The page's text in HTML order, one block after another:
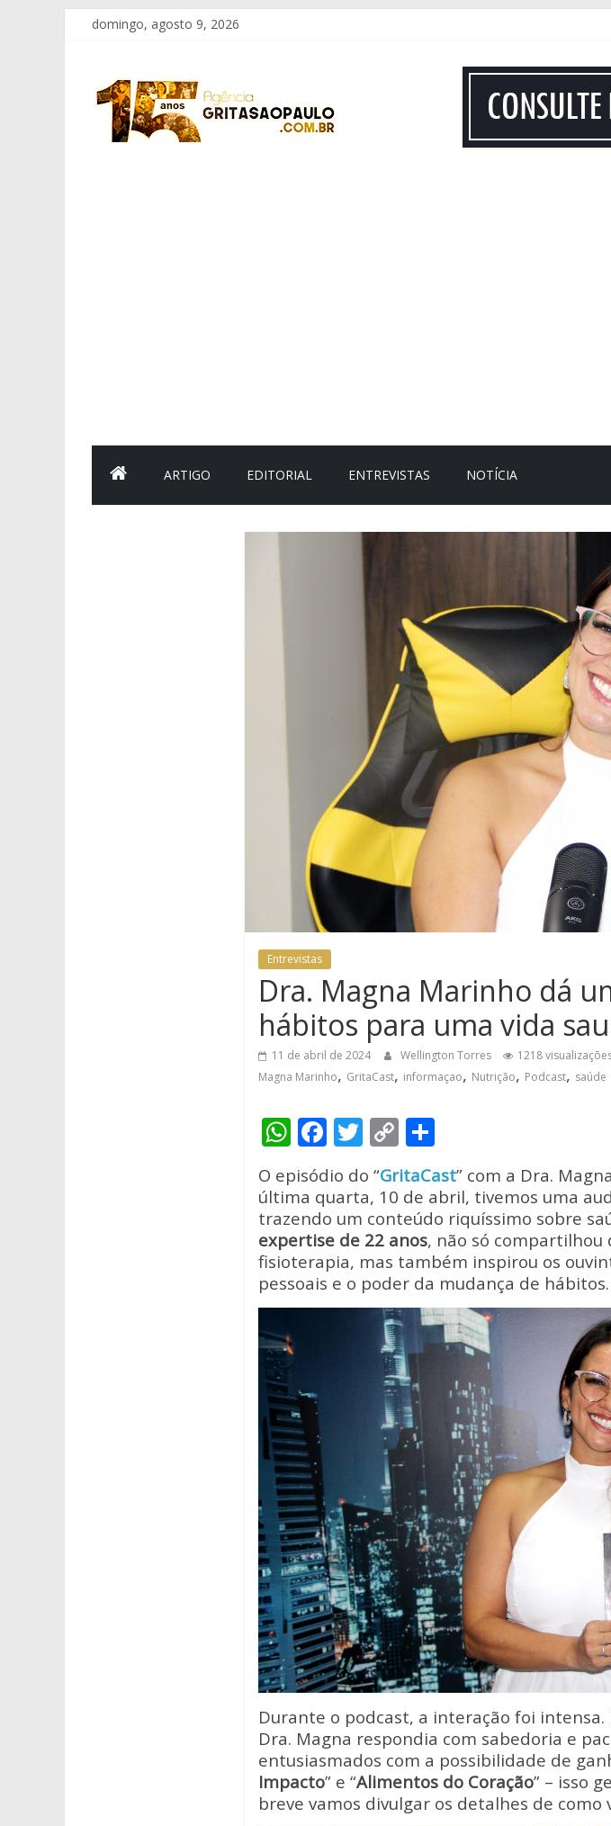
Pular
conteúdo
domingo, agosto 9, 2026
Grita
São
ARTIGO EDITORIAL ENTREVISTAS NOTÍCIA
Entrevistas
Dra. Magna Marinho dá
hábitos para uma vida
11 de abril de 2024 Wellington Torres 1218
Magna Marinho, GritaCast, informaçao, Nutrição, Podcast, saúde
W
h
at
s
A
p
p
F
ac
e
b
o
o
k
T
w
itt
er
C
o
p
y
Li
n
k
h
ar
e
O episódio do “GritaCast” com a Dra.
última quarta, 10 de abril, tivemos uma
trazendo um conteúdo riquíssimo sobre
expertise de 22 anos, não só compartilhou
fisioterapia, mas também inspirou os
pessoais e o poder da mudança de hábitos.
Durante o podcast, a interação foi
Dra. Magna respondia com sabedoria e
entusiasmados com a possibilidade de
Impacto” e “Alimentos do Coração” – isso
breve vamos divulgar os detalhes de